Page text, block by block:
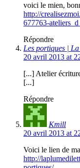
voici le mien,
http://
677763-
Répondre
Les portiques |
20 avril 2013 at
[...] Atelier
[...]
Répondre
Kmill
20 avril 2013 at
Voici le lien de
http://